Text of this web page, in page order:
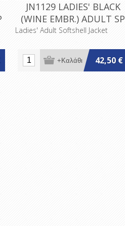
JN1129 LADIES' BLACK
(WINE EMBR.) ADULT SP
Ladies' Adult Softshell Jacket
42,50 €